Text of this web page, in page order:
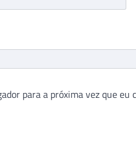
para a próxima vez que eu